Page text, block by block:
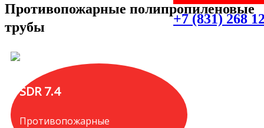
+7 (831) 268
Противопожарные полипропиленовые
трубы
SDR 7.4
Противопожарные